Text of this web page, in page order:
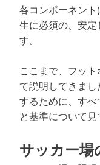
各コンポーネン
生に必須の、安定
す。
ここまで、フッ
て説明してきま
するために、す
と基準について見
サッカー場